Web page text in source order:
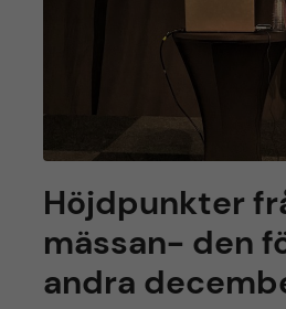
Höjdpunkter
mässan- den
andra